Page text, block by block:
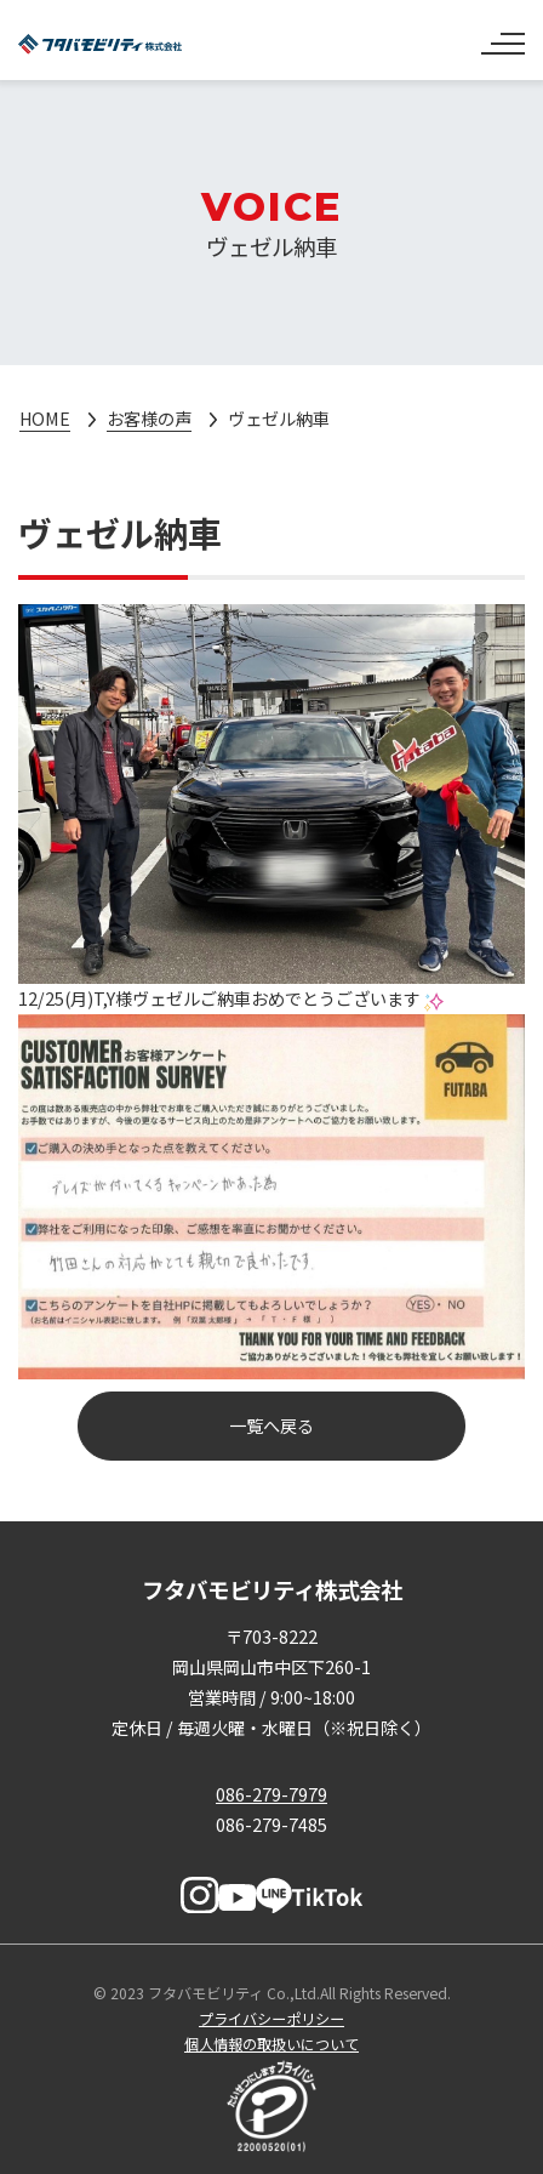
VOICE
ヴェゼル納車
HOME お客様の声 ヴェゼル納車
ヴェゼル納車
12/25(月)T,Y様ヴェゼルご納車おめでとうございます
一覧へ戻る
フタバモビリティ株式会社
〒703-8222
岡山県岡山市中区下260-1
営業時間 / 9:00~18:00
定休日 / 毎週火曜・水曜日（※祝日除く）
086-279-7979
086-279-7485
© 2023 フタバモビリティ Co.,Ltd.All Rights Reserved.
プライバシーポリシー
個人情報の取扱いについて